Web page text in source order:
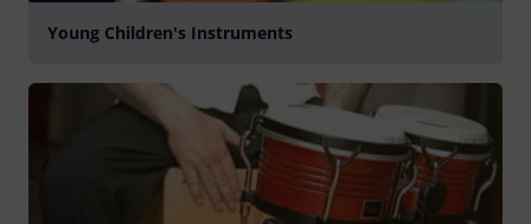
Young Children's Instruments